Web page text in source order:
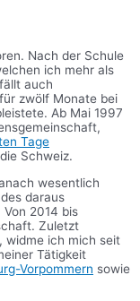
Nach der Schule
ich mehr als
auch
zwölf Monate bei
Ab Mai 1997
Tage
Schweiz.
wesentlich
daraus
2014 bis
Zuletzt
widme ich mich seit
Tätigkeit
Vorpommern sowie